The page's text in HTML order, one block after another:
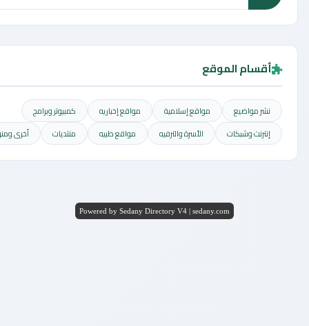
الموقع
مواقع إسلامية مواقع إخباريه
كمبيوتر وبرامج
وشبكات
الأسرة والترفيه مواقع طبيه منتديات أخرى ومنوعه
Powered by Sedany Directory V4 | sedany.com